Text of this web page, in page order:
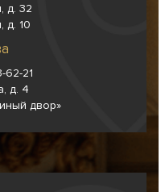
д. 32
д. 10
62-21
д. 4
двор»